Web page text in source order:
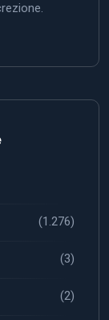
(1.276)
(3)
(2)